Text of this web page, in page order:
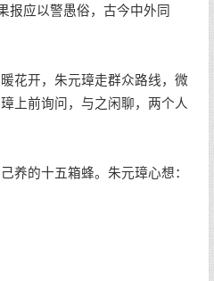
应以警愚俗，古今中外同
花开，朱元璋走群众路线，微
上前询问，与之闲聊，两个人
的十五箱蜂。朱元璋心想：